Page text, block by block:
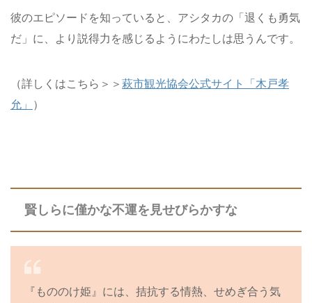
彼のエピソードを知っていると、アシタカの「退くも勇気
だ」に、より説得力を感じるようにわたしは思うんです。
（詳しくはこちら＞＞ 萩市観光協会公式サイト「木戸孝
允」 ）
賢しらに僅かな不運を見せびらかすな
『もののけ姫』には、拮抗する情熱、せめぎ合う気